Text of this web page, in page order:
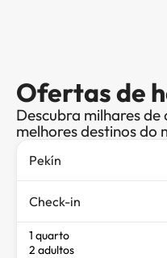
Ofertas de
Descubra milhares
melhores destinos do
Check-in
1 quarto
2 adultos